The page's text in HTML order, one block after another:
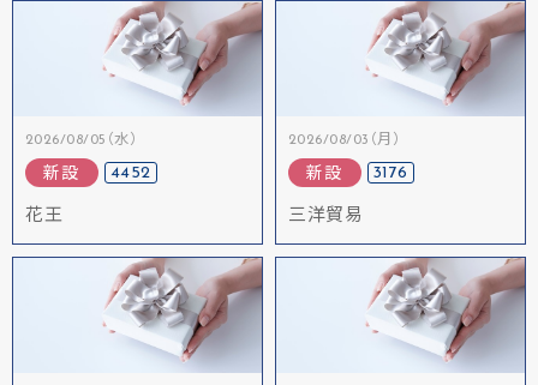
2026/08/05（水）
新設 4452
花王
2026/08/03（月）
新設 3176
三洋貿易